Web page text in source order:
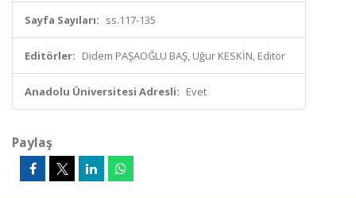
Sayfa Sayıları: ss.117-135
Editörler: Didem PAŞAOĞLU BAŞ, Uğur KESKİN, Editör
Anadolu Üniversitesi Adresli: Evet
Paylaş